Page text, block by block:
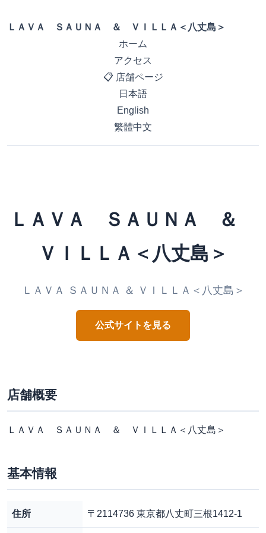
ＬＡＶＡ ＳＡＵＮＡ ＆ ＶＩＬＬＡ＜八丈島＞
ホーム
アクセス
📋 店舗ページ
日本語
English
繁體中文
ＬＡＶＡ ＳＡＵＮＡ ＆
ＶＩＬＬＡ＜八丈島＞
ＬＡＶＡ ＳＡＵＮＡ ＆ ＶＩＬＬＡ＜八丈島＞
公式サイトを見る
店舗概要
ＬＡＶＡ ＳＡＵＮＡ ＆ ＶＩＬＬＡ＜八丈島＞
基本情報
住所 〒2114736 東京都八丈町三根1412-1